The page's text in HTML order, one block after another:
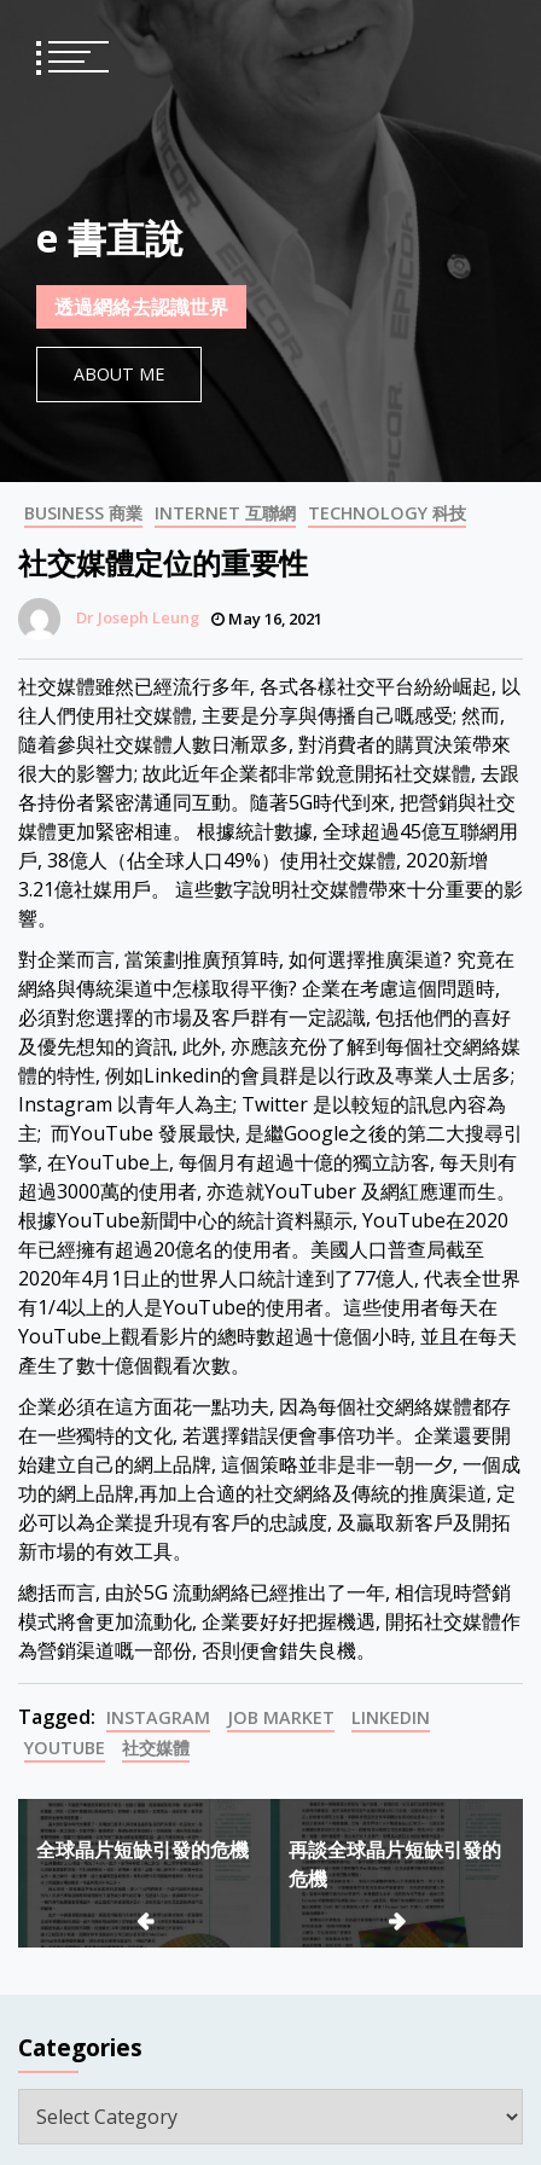
content
e 書直說
透過網絡去認識世界
ABOUT ME
BUSINESS 商業 INTERNET 互聯網 TECHNOLOGY 科技
社交媒體定位的重要性
Dr Joseph Leung May 16, 2021
社交媒體雖然已經流行多年, 各式各樣社交平台紛紛崛起, 以
往人們使用社交媒體, 主要是分享與傳播自己嘅感受; 然而,
隨着參與社交媒體人數日漸眾多, 對消費者的購買決策帶來
很大的影響力; 故此近年企業都非常銳意開拓社交媒體, 去跟
各持份者緊密溝通同互動。隨著5G時代到來, 把營銷與社交
媒體更加緊密相連。 根據統計數據, 全球超過45億互聯網用
戶, 38億人（佔全球人口49%）使用社交媒體, 2020新增
3.21億社媒用戶。 這些數字說明社交媒體帶來十分重要的影
響。
對企業而言, 當策劃推廣預算時, 如何選擇推廣渠道? 究竟在
網絡與傳統渠道中怎樣取得平衡? 企業在考慮這個問題時,
必須對您選擇的市場及客戶群有一定認識, 包括他們的喜好
及優先想知的資訊, 此外, 亦應該充份了解到每個社交網絡媒
體的特性, 例如Linkedin的會員群是以行政及專業人士居多;
Instagram 以青年人為主; Twitter 是以較短的訊息內容為
主; 而YouTube 發展最快, 是繼Google之後的第二大搜尋引
擎, 在YouTube上, 每個月有超過十億的獨立訪客, 每天則有
超過3000萬的使用者, 亦造就YouTuber 及網紅應運而生。
根據YouTube新聞中心的統計資料顯示, YouTube在2020
年已經擁有超過20億名的使用者。美國人口普查局截至
2020年4月1日止的世界人口統計達到了77億人, 代表全世界
有1/4以上的人是YouTube的使用者。這些使用者每天在
YouTube上觀看影片的總時數超過十億個小時, 並且在每天
產生了數十億個觀看次數。
企業必須在這方面花一點功夫, 因為每個社交網絡媒體都存
在一些獨特的文化, 若選擇錯誤便會事倍功半。企業還要開
始建立自己的網上品牌, 這個策略並非是非一朝一夕, 一個成
功的網上品牌,再加上合適的社交網絡及傳統的推廣渠道, 定
必可以為企業提升現有客戶的忠誠度, 及贏取新客戶及開拓
新市場的有效工具。
總括而言, 由於5G 流動網絡已經推出了一年, 相信現時營銷
模式將會更加流動化, 企業要好好把握機遇, 開拓社交媒體作
為營銷渠道嘅一部份, 否則便會錯失良機。
Tagged: INSTAGRAM JOB MARKET
LINKEDIN
YOUTUBE
社交媒體
Post
navigation
全球晶片短缺引發的危機
再談全球晶片短缺引發的
危機
Categories
Categories